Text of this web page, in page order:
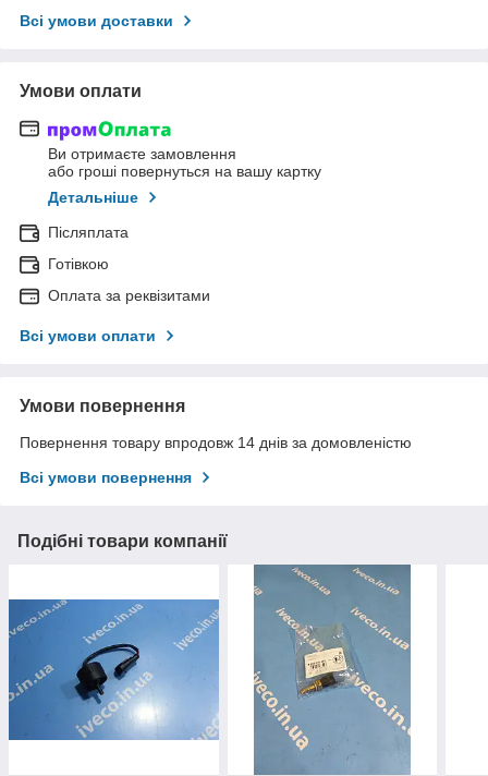
Всі умови доставки
Умови оплати
Ви отримаєте замовлення
або гроші повернуться на вашу картку
Детальніше
Післяплата
Готівкою
Оплата за реквізитами
Всі умови оплати
Умови повернення
Повернення товару впродовж 14 днів за домовленістю
Всі умови повернення
Подібні товари компанії